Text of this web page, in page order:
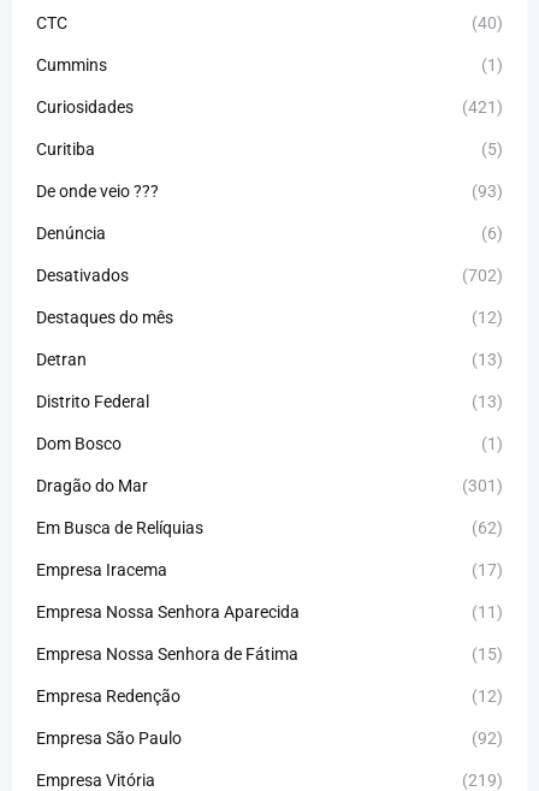
CTC (40)
Cummins (1)
Curiosidades (421)
Curitiba (5)
De onde veio ??? (93)
Denúncia (6)
Desativados (702)
Destaques do mês (12)
Detran (13)
Distrito Federal (13)
Dom Bosco (1)
Dragão do Mar (301)
Em Busca de Relíquias (62)
Empresa Iracema (17)
Empresa Nossa Senhora Aparecida (11)
Empresa Nossa Senhora de Fátima (15)
Empresa Redenção (12)
Empresa São Paulo (92)
Empresa Vitória (219)